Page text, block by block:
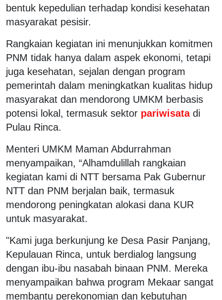
bentuk kepedulian terhadap kondisi kesehatan
masyarakat pesisir.
Rangkaian kegiatan ini menunjukkan komitmen
PNM tidak hanya dalam aspek ekonomi, tetapi
juga kesehatan, sejalan dengan program
pemerintah dalam meningkatkan kualitas hidup
masyarakat dan mendorong UMKM berbasis
potensi lokal, termasuk sektor pariwisata di
Pulau Rinca.
Menteri UMKM Maman Abdurrahman
menyampaikan, “Alhamdulillah rangkaian
kegiatan kami di NTT bersama Pak Gubernur
NTT dan PNM berjalan baik, termasuk
mendorong peningkatan alokasi dana KUR
untuk masyarakat.
"Kami juga berkunjung ke Desa Pasir Panjang,
Kepulauan Rinca, untuk berdialog langsung
dengan ibu-ibu nasabah binaan PNM. Mereka
menyampaikan bahwa program Mekaar sangat
membantu perekonomian dan kebutuhan